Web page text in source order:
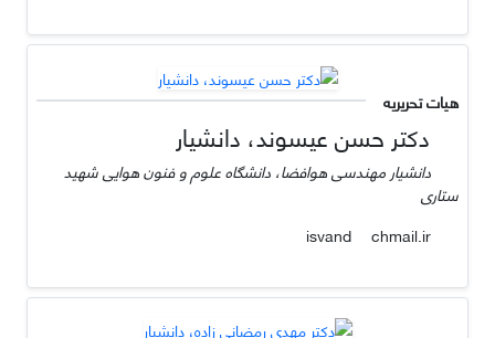
هیات تحریریه
دکتر حسن عیسوند، دانشیار
دانشیار مهندسی هوافضا، دانشگاه علوم و فنون هوایی شهید
ستاری
isvand
chmail.ir